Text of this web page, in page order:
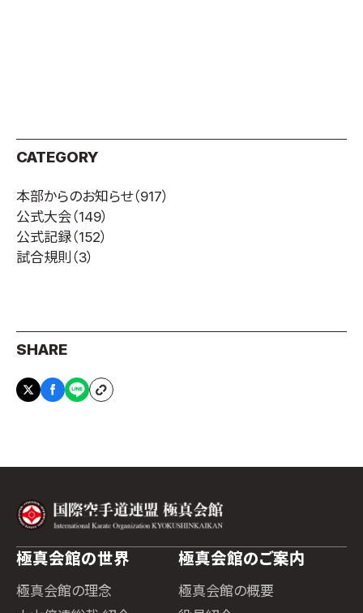
CATEGORY
本部からのお知らせ（917）
公式大会（149）
公式記録（152）
試合規則 （3）
SHARE
極真会館の世界
極真会館の理念
極真会館のご案内
極真会館の概要